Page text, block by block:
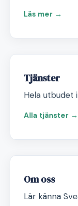
Läs mer →
Tjänster
Hela utbudet
Alla tjänster →
Om oss
Lär känna